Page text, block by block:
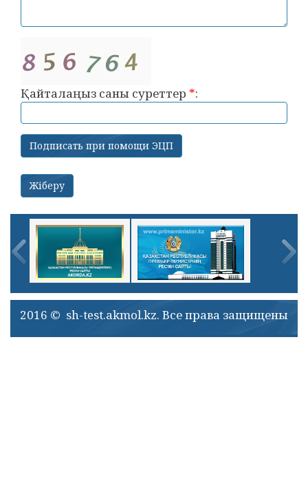
Қайталаңыз саны суреттер *:
2016 © sh-test.akmol.kz. Все права защищены